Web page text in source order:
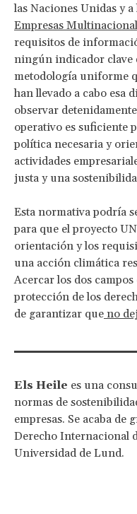
las Naciones Unidas y a
Empresas
requisitos de
ningún indicador clave
metodología uniforme
han llevado a cabo esa
observar
operativo es suficiente
política necesaria y
actividades
justa y una
Esta normativa podría
para que el proyecto
orientación y los
una acción climática
Acercar los dos
protección de los
de garantizar que no
Els Heile es una
normas de
empresas. Se acaba de
Derecho Internacional
Universidad de Lund.